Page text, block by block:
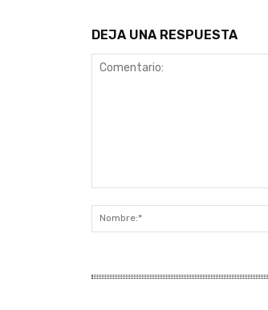
DEJA UNA RESPUESTA